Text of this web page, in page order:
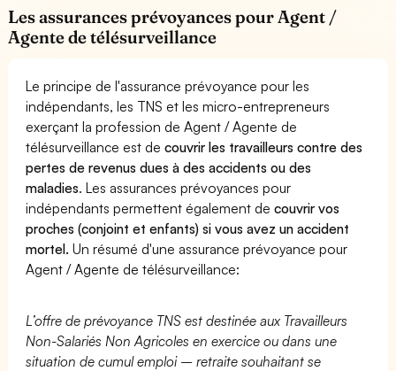
Les assurances prévoyances pour Agent /
Agente de télésurveillance
Le principe de l'assurance prévoyance pour les
indépendants, les TNS et les micro-entrepreneurs
exerçant la profession de Agent / Agente de
télésurveillance est decouvrir les travailleurs contre des
pertes de revenus dues à des accidents ou des
maladies. Les assurances prévoyances pour
indépendants permettent également decouvrir vos
proches (conjoint et enfants) si vous avez un accident
mortel. Un résumé d'une assurance prévoyance pour
Agent / Agente de télésurveillance:
L’offre de prévoyance TNS est destinée aux Travailleurs
Non-Salariés Non Agricoles en exercice ou dans une
situation de cumul emploi – retraite souhaitant se